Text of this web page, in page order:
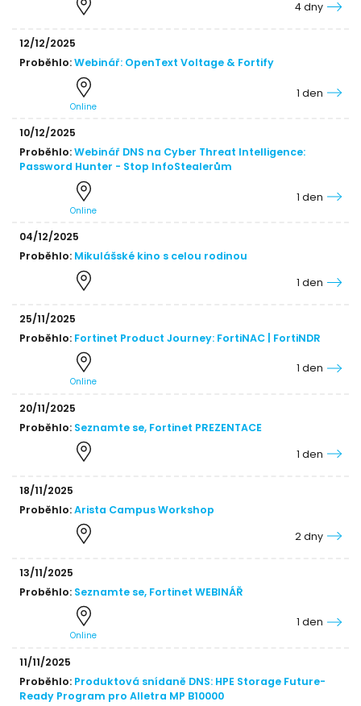
4 dny
12/12/2025
Proběhlo:Webinář: OpenText Voltage & Fortify
Online
1 den
10/12/2025
Proběhlo:Webinář DNS na Cyber Threat Intelligence:
Password Hunter - Stop InfoStealerům
Online
1 den
04/12/2025
Proběhlo:Mikulášské kino s celou rodinou
1 den
25/11/2025
Proběhlo:Fortinet Product Journey: FortiNAC | FortiNDR
Online
1 den
20/11/2025
Proběhlo:Seznamte se, Fortinet PREZENTACE
1 den
18/11/2025
Proběhlo:Arista Campus Workshop
2 dny
13/11/2025
Proběhlo:Seznamte se, Fortinet WEBINÁŘ
Online
1 den
11/11/2025
Proběhlo:Produktová snídaně DNS: HPE Storage Future-
Ready Program pro Alletra MP B10000